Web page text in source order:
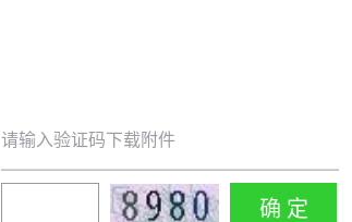
请输入验证码下载附件